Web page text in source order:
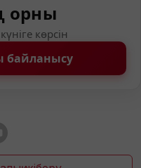
орны
көрсін
байланысу